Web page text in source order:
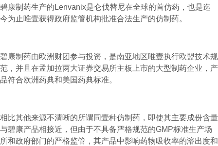
碧康制药生产的Lenvanix是仑伐替尼在全球的首仿药，也是迄
今为止唯壹获得政府监管机构批准合法生产的仿制药。
碧康制药由欧洲财团参与投资，是南亚地区唯壹执行欧盟技术规
范，并且在孟加拉两大证券交易所主板上市的大型制药企业，产
品符合欧洲药典和美国药典标准。
相比其他来源不清晰的所谓同壹种仿制药，即使其主要成份含量
与碧康产品相接近，但由于不具备严格规范的GMP标准生产场
所和政府部门的严格监管，其产品中影响药物吸收率的溶出度和